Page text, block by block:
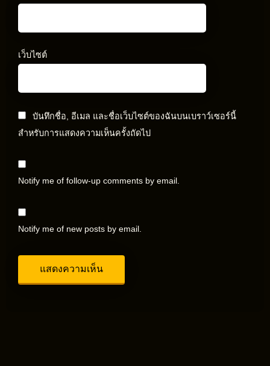
เว็บไซต์
บันทึกชื่อ, อีเมล และชื่อเว็บไซต์ของฉันบนเบราว์เซอร์นี้
สำหรับการแสดงความเห็นครั้งถัดไป
Notify me of follow-up comments by email.
Notify me of new posts by email.